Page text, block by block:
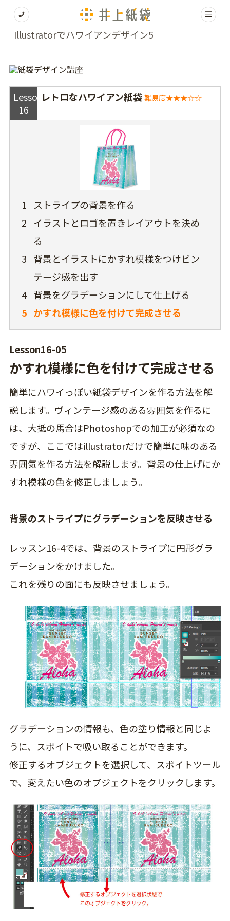
Illustratorでハワイアンデザイン5
Lesson
16
レトロなハワイアン紙袋難易度★★★☆☆
1
ストライプの背景を作る
2 イラストとロゴを置きレイアウトを決め
る
3 背景とイラストにかすれ模様をつけビン
テージ感を出す
4 背景をグラデーションにして仕上げる
5 かすれ模様に色を付けて完成させる
Lesson16-05
かすれ模様に色を付けて完成させる
簡単にハワイっぽい紙袋デザインを作る方法を解
説します。ヴィンテージ感のある雰囲気を作るに
は、大抵の馬合はPhotoshopでの加工が必須なの
ですが、ここではillustratorだけで簡単に味のある
雰囲気を作る方法を解説します。背景の仕上げにか
すれ模様の色を修正しましょう。
背景のストライプにグラデーションを反映させる
レッスン16-4では、背景のストライプに円形グラ
デーションをかけました。
これを残りの面にも反映させましょう。
グラデーションの情報も、色の塗り情報と同じよ
うに、スポイトで吸い取ることができます。
修正するオブジェクトを選択して、スポイトツール
で、変えたい色のオブジェクトをクリックします。